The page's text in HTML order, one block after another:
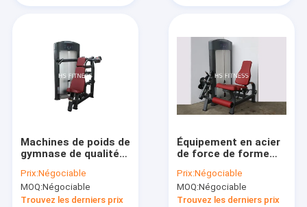
Produits
vidéo
À propos de nous
Nous contacter
Machines de poids de
gymnase de qualité
de presse d'épaule
de forme physique de
la vie
Prix:Négociable
MOQ:Négociable
Trouvez les derniers prix
Équipement en acier
de force de forme
Q235#, boucle de
jambe encline de
fonction multi et
Prix:Négociable
MOQ:Négociable
Trouvez les derniers prix